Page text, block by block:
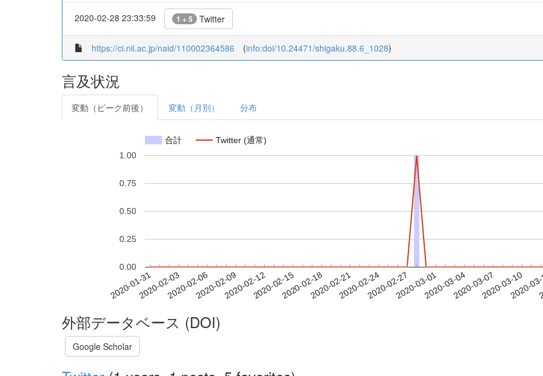
2020-02-28 23:33:59 1 + 5 Twitter
https://ci.nii.ac.jp/naid/110002364586 (info:doi/10.24471/shigaku.88.6_1028)
言及状況
変動（ピーク前後） 変動（月別） 分布
合計 Twitter (通常)
2020-01-312020-02-032020-02-062020-02-092020-02-122020-02-152020-02-182020-02-212020-02-242020-02-272020-03-012020-03-042020-03-072020-03-10
2020-
0.00
0.25
0.50
0.75
1.00
外部データベース (DOI)
Google Scholar